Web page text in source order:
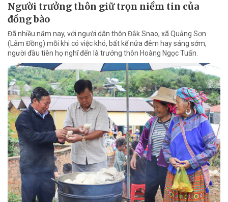
Người trưởng thôn giữ trọn niềm tin của
đồng bào
Đã nhiều năm nay, với người dân thôn Đắk Snao, xã Quảng Sơn
(Lâm Đồng) mỗi khi có việc khó, bất kể nửa đêm hay sáng sớm,
người đầu tiên họ nghĩ đến là trưởng thôn Hoàng Ngọc Tuấn.